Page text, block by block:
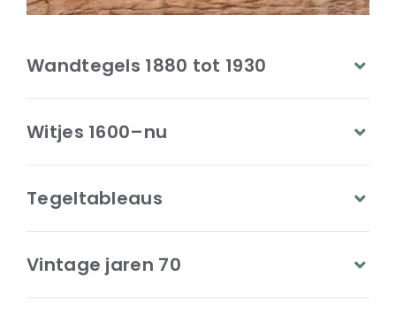
Wandtegels 1880 tot 1930
Witjes 1600–nu
Tegeltableaus
Vintage jaren 70